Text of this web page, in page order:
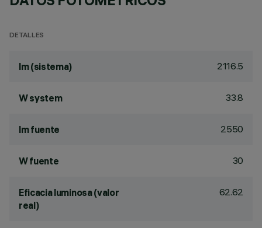
DETALLES
lm (sistema) 2116.5
W system 33.8
lm fuente 2550
W fuente 30
Eficacia luminosa (valor
real)
62.62